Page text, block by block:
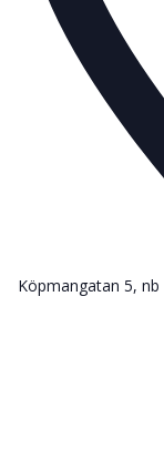
Köpmangatan 5, nb